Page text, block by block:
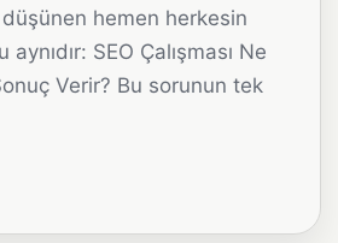
düşünen hemen herkesin
SEO Çalışması Ne
Verir? Bu sorunun tek